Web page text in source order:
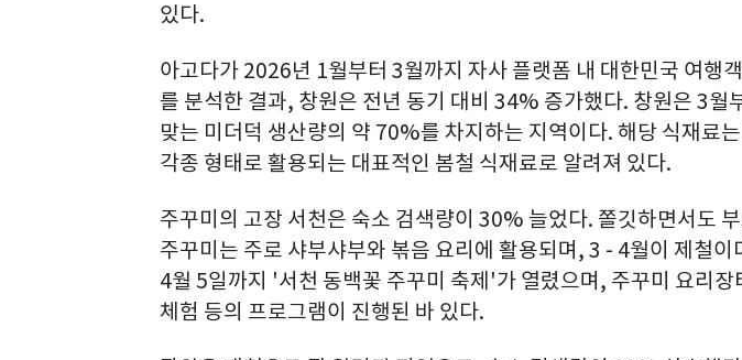
있다.
아고다가 2026년 1월부터 3월까지 자사 플랫폼 내 대한민국 여행
를 분석한 결과, 창원은 전년 동기 대비 34% 증가했다. 창원은 3월
맞는 미더덕 생산량의 약 70%를 차지하는 지역이다. 해당 식재료
각종 형태로 활용되는 대표적인 봄철 식재료로 알려져 있다.
주꾸미의 고장 서천은 숙소 검색량이 30% 늘었다. 쫄깃하면서도
주꾸미는 주로 샤부샤부와 볶음 요리에 활용되며, 3 - 4월이 제철이
4월 5일까지 '서천 동백꽃 주꾸미 축제'가 열렸으며, 주꾸미 요리장
체험 등의 프로그램이 진행된 바 있다.